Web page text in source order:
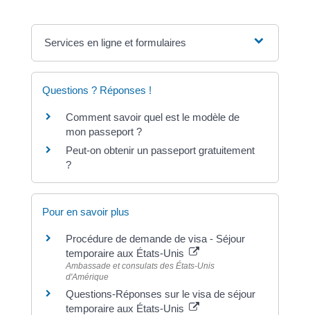
Services en ligne et formulaires
Questions ? Réponses !
Comment savoir quel est le modèle de
mon passeport ?
Peut-on obtenir un passeport gratuitement
?
Pour en savoir plus
Procédure de demande de visa - Séjour
temporaire aux États-Unis
Ambassade et consulats des États-Unis
d'Amérique
Questions-Réponses sur le visa de séjour
temporaire aux États-Unis